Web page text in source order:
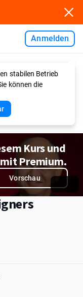
Anmelden
stabilen Betrieb
können die
Kurs und
Premium.
Vorschau